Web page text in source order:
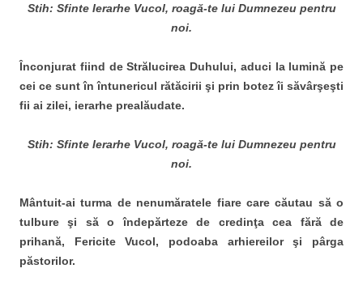
Stih: Sfinte Ierarhe Vucol, roagă-te lui Dumnezeu pentru
noi.
Înconjurat fiind de Strălucirea Duhului, aduci la lumină pe
cei ce sunt în întunericul rătăcirii şi prin botez îi săvârşeşti
fii ai zilei, ierarhe prealăudate.
Stih: Sfinte Ierarhe Vucol, roagă-te lui Dumnezeu pentru
noi.
Mântuit-ai turma de nenumăratele fiare care căutau să o
tulbure şi să o îndepărteze de credinţa cea fără de
prihană, Fericite Vucol, podoaba arhiereilor şi pârga
păstorilor.